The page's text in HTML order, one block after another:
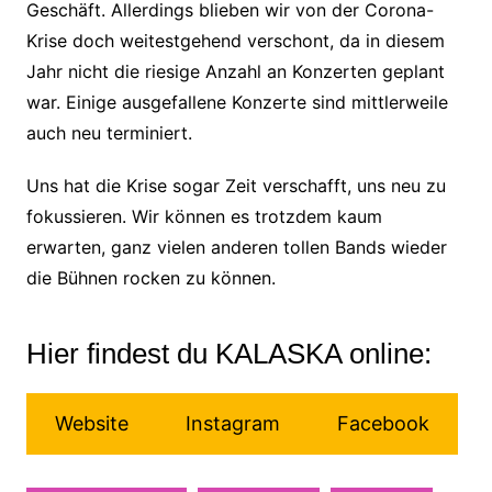
Geschäft. Allerdings blieben wir von der Corona-
Krise doch weitestgehend verschont, da in diesem
Jahr nicht die riesige Anzahl an Konzerten geplant
war. Einige ausgefallene Konzerte sind mittlerweile
auch neu terminiert.
Uns hat die Krise sogar Zeit verschafft, uns neu zu
fokussieren. Wir können es trotzdem kaum
erwarten, ganz vielen anderen tollen Bands wieder
die Bühnen rocken zu können.
Hier findest du KALASKA online:
Website Instagram Facebook